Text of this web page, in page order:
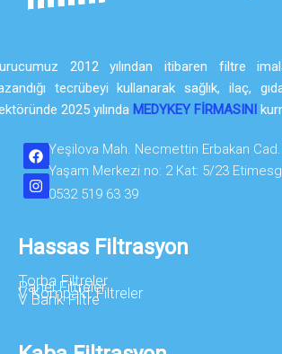
2012 yılından itibaren filtre
tecrübeyi kullanarak sağlık, ilaç,
2025 yılında MEDYKEY FİRMASINI
Yeşilova Mah. Necmettin Erbakan Cad.
Yaşam Merkezi no: 2 Kat: 5/23
0532 519 63 39
Hassas Filtrasyon
Torba Filtreler
Panel Filtreler
V Kompakt Filtreler
V Bank Filtre